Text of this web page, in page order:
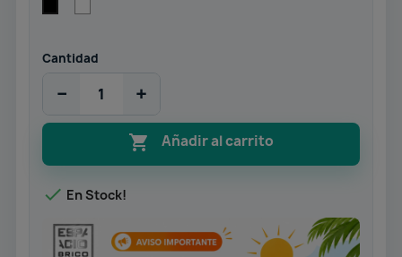
Cantidad
− +
 Añadir al carrito
 En Stock!